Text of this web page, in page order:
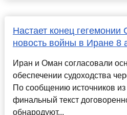
Настает конец
новость войны в Иране 8
Иран и Оман согласовали
обеспечении судоходства
По сообщению источников
финальный текст
обнародуют...